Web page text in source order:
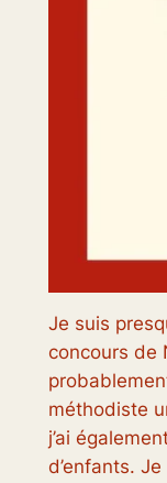
Je suis
concours de
méthodiste
j’ai
d’enfants.